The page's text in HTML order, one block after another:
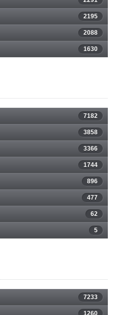
2195
2088
1630
7182
3858
3366
1744
896
477
62
5
7233
1260